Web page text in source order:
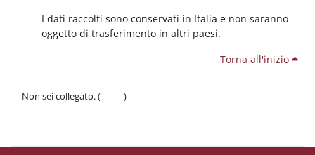
I dati raccolti sono conservati in Italia e non saranno
oggetto di trasferimento in altri paesi.
Torna all'inizio
Non sei collegato. (
)